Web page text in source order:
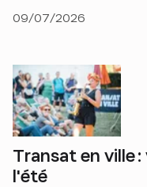
09/07/2026
Transat en ville
l'été